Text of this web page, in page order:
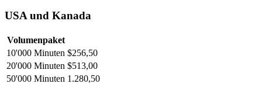
USA und Kanada
Volumenpaket
10'000 Minuten $256,50
20'000 Minuten $513,00
50'000 Minuten 1.280,50